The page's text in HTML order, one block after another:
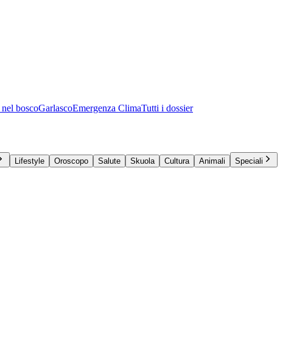
boscoGarlascoEmergenza ClimaTutti i dossier
Lifestyle Oroscopo Salute Skuola Cultura Animali
Speciali